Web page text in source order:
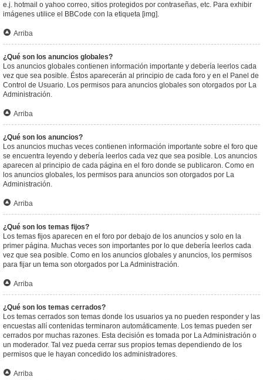
e.j. hotmail o yahoo correo, sitios protegidos por contraseñas, etc. Para exhibir
imágenes utilice el BBCode con la etiqueta [img].
Arriba
¿Qué son los anuncios globales?
Los anuncios globales contienen información importante y debería leerlos cada
vez que sea posible. Éstos aparecerán al principio de cada foro y en el Panel de
Control de Usuario. Los permisos para anuncios globales son otorgados por La
Administración.
Arriba
¿Qué son los anuncios?
Los anuncios muchas veces contienen información importante sobre el foro que
se encuentra leyendo y debería leerlos cada vez que sea posible. Los anuncios
aparecen al principio de cada página en el foro donde se publicaron. Como en
los anuncios globales, los permisos para anuncios son otorgados por La
Administración.
Arriba
¿Qué son los temas fijos?
Los temas fijos aparecen en el foro por debajo de los anuncios y solo en la
primer página. Muchas veces son importantes por lo que debería leerlos cada
vez que sea posible. Como en los anuncios globales y anuncios, los permisos
para fijar un tema son otorgados por La Administración.
Arriba
¿Qué son los temas cerrados?
Los temas cerrados son temas donde los usuarios ya no pueden responder y las
encuestas allí contenidas terminaron automáticamente. Los temas pueden ser
cerrados por muchas razones. Esta decisión es tomada por La Administración o
un moderador. Tal vez pueda cerrar sus propios temas dependiendo de los
permisos que le hayan concedido los administradores.
Arriba